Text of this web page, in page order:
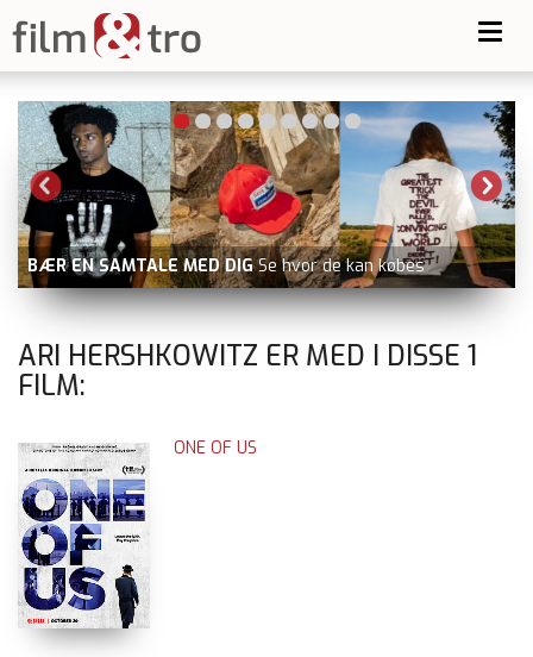
BÆR EN SAMTALE MED DIG Se hvor de kan købes
ARI HERSHKOWITZ ER MED I DISSE 1
FILM:
ONE OF US